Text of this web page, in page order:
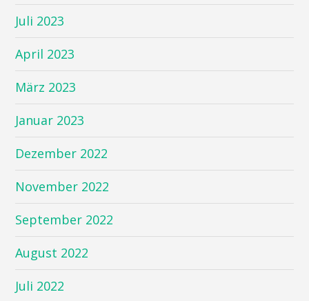
Juli 2023
April 2023
März 2023
Januar 2023
Dezember 2022
November 2022
September 2022
August 2022
Juli 2022